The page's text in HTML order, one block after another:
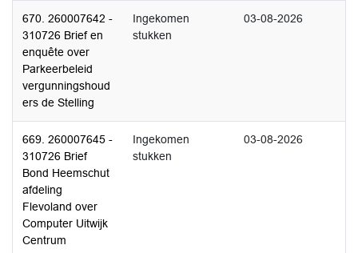
670. 260007642 -
310726 Brief en
enquête over
Parkeerbeleid
vergunningshoud
ers de Stelling
Ingekomen
stukken
03-08-2026
669. 260007645 -
310726 Brief
Bond Heemschut
afdeling
Flevoland over
Computer Uitwijk
Centrum
Ingekomen
stukken
03-08-2026